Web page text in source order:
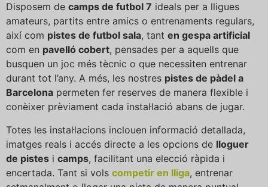
Disposem de camps de futbol 7 ideals per a lligues
amateurs, partits entre amics o entrenaments regulars,
així com pistes de futbol sala, tant en gespa artificial
com en pavelló cobert, pensades per a aquells que
busquen un joc més tècnic o que necessiten entrenar
durant tot l’any. A més, les nostres pistes de pàdel a
Barcelona permeten fer reserves de manera flexible i
conèixer prèviament cada instal·lació abans de jugar.
Totes les instal·lacions inclouen informació detallada,
imatges reals i accés directe a les opcions de lloguer
de pistes i camps, facilitant una elecció ràpida i
encertada. Tant si vols competir en lliga, entrenar